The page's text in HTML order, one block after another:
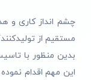
چشم انداز کاری و
مستقیم از
بدین منظور با
این مهم اقدام نموده